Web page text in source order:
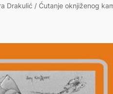
Drakulić / Ćutanje oknjiženog